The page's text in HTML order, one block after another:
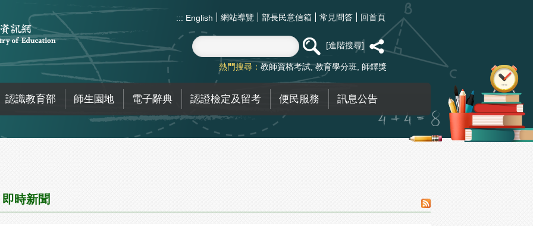
::: English 網站導覽 部長民意信箱 常見問答 回首頁
進階搜尋
熱門搜尋： 教師資格考試 教育學分班 師鐸獎
認識教育部 師生園地 電子辭典 認證檢定及留考 便民服務 訊息公告
即時新聞